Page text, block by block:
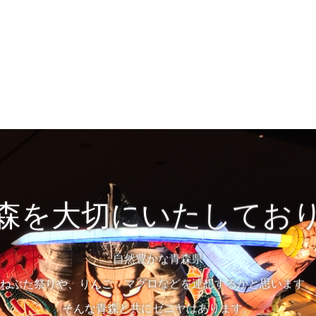
を大切にいたしてお
自然豊かな青森県
ねぶた祭りや、りんご、マグロなどを連想するかと思います。
そんな青森と共にゼニヤはあります。